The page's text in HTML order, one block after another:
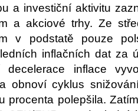
a investiční aktivitu
a akciové trhy. Ze
v podstatě pouze
inflačních dat za
decelerace inflace
obnoví cyklus
procenta polepšila.